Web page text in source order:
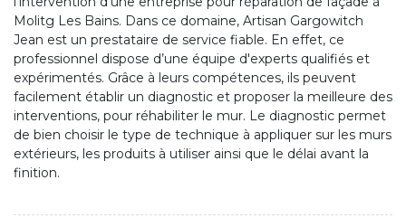
Molitg Les Bains. Dans ce domaine, Artisan Gargowitch
Jean est un prestataire de service fiable. En effet, ce
professionnel dispose d’une équipe d'experts qualifiés et
expérimentés. Grâce à leurs compétences, ils peuvent
facilement établir un diagnostic et proposer la meilleure des
interventions, pour réhabiliter le mur. Le diagnostic permet
de bien choisir le type de technique à appliquer sur les murs
extérieurs, les produits à utiliser ainsi que le délai avant la
finition.